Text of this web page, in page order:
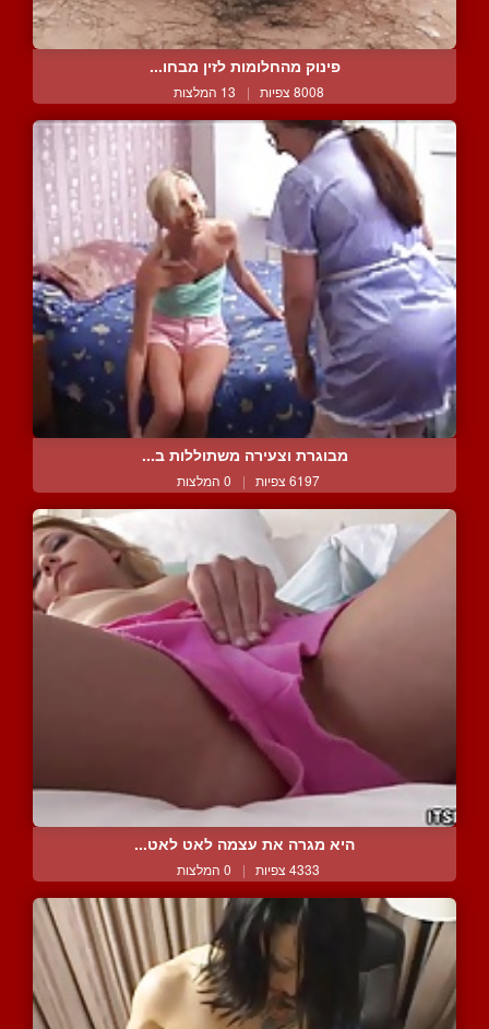
פינוק מהחלומות לזין מבחו...
8008 צפיות | 13 המלצות
מבוגרת וצעירה משתוללות ב...
6197 צפיות | 0 המלצות
היא מגרה את עצמה לאט לאט...
4333 צפיות | 0 המלצות